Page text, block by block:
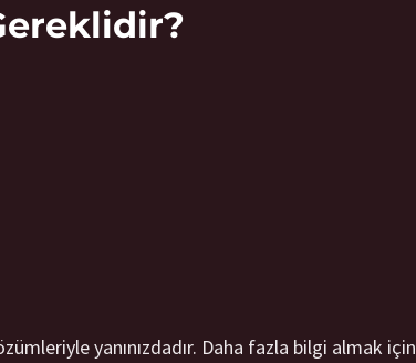
yanınızdadır. Daha fazla bilgi almak için